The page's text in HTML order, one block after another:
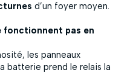
d’un foyer moyen.
fonctionnent pas en
les panneaux
batterie prend le relais la